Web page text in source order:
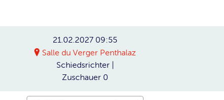
21.02.2027 09:55
Salle du Verger Penthalaz
Schiedsrichter
Zuschauer 0